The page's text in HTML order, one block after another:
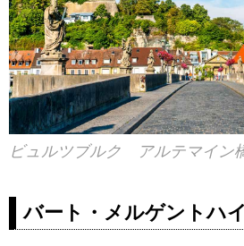
ビュルツブルク アルテマイン
バート・メルゲントハ